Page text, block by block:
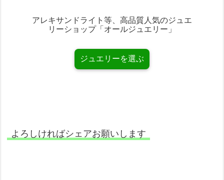
アレキサンドライト等、高品質人気のジュエ
リーショップ「オールジュエリー」
ジュエリーを選ぶ
よろしければシェアお願いします